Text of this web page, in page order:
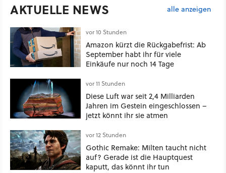
AKTUELLE NEWS alle anzeigen
vor 10 Stunden
Amazon kürzt die Rückgabefrist: Ab
September habt ihr für viele
Einkäufe nur noch 14 Tage
vor 11 Stunden
Diese Luft war seit 2,4 Milliarden
Jahren im Gestein eingeschlossen –
jetzt könnt ihr sie atmen
vor 12 Stunden
Gothic Remake: Milten taucht nicht
auf? Gerade ist die Hauptquest
kaputt, das könnt ihr tun